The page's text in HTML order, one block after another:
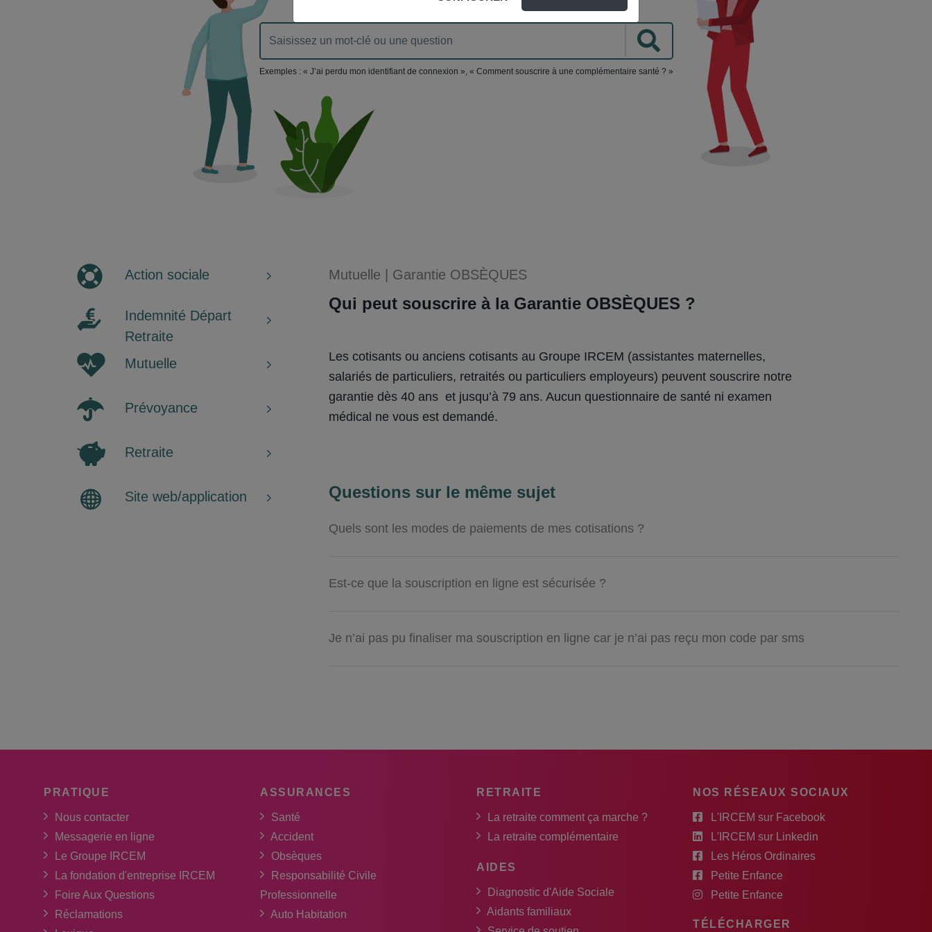
Exemples : « J’ai perdu mon identifiant de connexion », « Comment souscrire à une complémentaire santé ? »
Action sociale
Indemnité Départ
Retraite
Mutuelle
Prévoyance
Retraite
Site web/application
Mutuelle Garantie OBSÈQUES
Qui peut souscrire à la Garantie OBSÈQUES ?
Les cotisants ou anciens cotisants au Groupe IRCEM (assistantes maternelles,
salariés de particuliers, retraités ou particuliers employeurs) peuvent souscrire notre
garantie dès 40 ans et jusqu’à 79 ans. Aucun questionnaire de santé ni examen
médical ne vous est demandé.
Questions sur le même sujet
Quels sont les modes de paiements de mes cotisations ?
Est-ce que la souscription en ligne est sécurisée ?
Je n’ai pas pu finaliser ma souscription en ligne car je n’ai pas reçu mon code par sms
PRATIQUE
Nous contacter
Messagerie en ligne
Le Groupe IRCEM
La fondation d'entreprise IRCEM
Foire Aux Questions
Réclamations
ASSURANCES
Santé
Accident
Obsèques
Responsabilité Civile
Professionnelle
Auto Habitation
RETRAITE
La retraite comment ça marche ?
La retraite complémentaire
AIDES
Diagnostic d'Aide Sociale
Aidants familiaux
NOS RÉSEAUX SOCIAUX
L'IRCEM sur Facebook
L'IRCEM sur Linkedin
Les Héros Ordinaires
Petite Enfance
Petite Enfance
TÉLÉCHARGER